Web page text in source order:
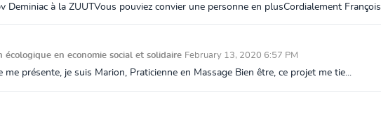
à la ZUUTVous pouviez convier une personne en plusCordialement François
en economie social et solidaire February 13, 2020 6:57 PM
présente, je suis Marion, Praticienne en Massage Bien être, ce projet me tie...